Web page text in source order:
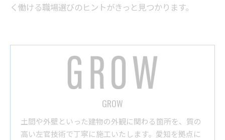
く働ける職場選びのヒントがきっと見つかります。
GROW
土間や外壁といった建物の外観に関わる箇所を、質の
高い左官技術で丁寧に施工いたします。愛知を拠点に